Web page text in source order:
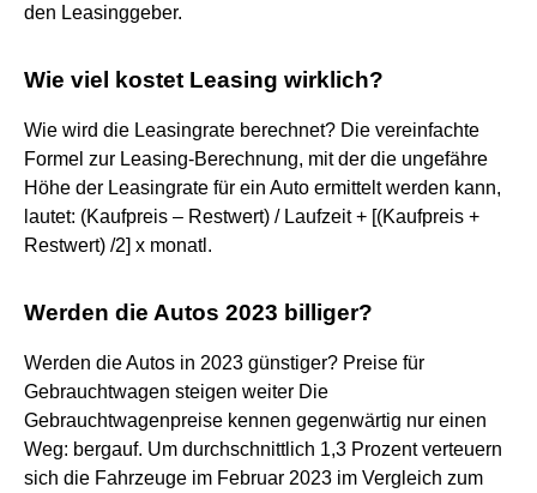
den Leasinggeber.
Wie viel kostet Leasing wirklich?
Wie wird die Leasingrate berechnet? Die vereinfachte
Formel zur Leasing-Berechnung, mit der die ungefähre
Höhe der Leasingrate für ein Auto ermittelt werden kann,
lautet: (Kaufpreis – Restwert) / Laufzeit + [(Kaufpreis +
Restwert) /2] x monatl.
Werden die Autos 2023 billiger?
Werden die Autos in 2023 günstiger? Preise für
Gebrauchtwagen steigen weiter Die
Gebrauchtwagenpreise kennen gegenwärtig nur einen
Weg: bergauf. Um durchschnittlich 1,3 Prozent verteuern
sich die Fahrzeuge im Februar 2023 im Vergleich zum